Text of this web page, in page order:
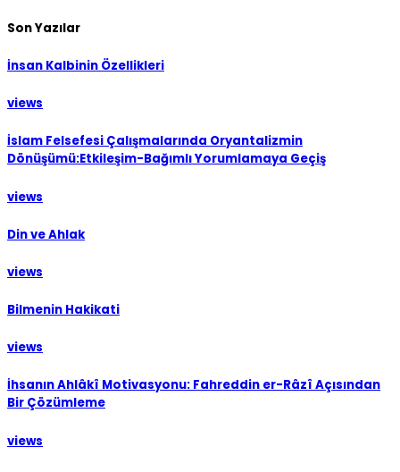
Son Yazılar
İnsan Kalbinin Özellikleri
views
İslam Felsefesi Çalışmalarında Oryantalizmin
Dönüşümü:Etkileşim-Bağımlı Yorumlamaya Geçiş
views
Din ve Ahlak
views
Bilmenin Hakikati
views
İhsanın Ahlâkî Motivasyonu: Fahreddin er-Râzî Açısından
Bir Çözümleme
views